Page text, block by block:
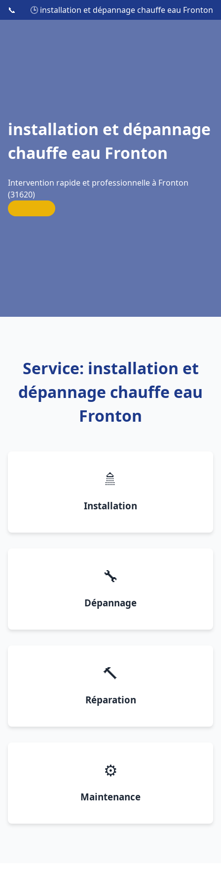
📞 🕒 installation et dépannage chauffe eau Fronton
installation et dépannage
chauffe eau Fronton
Intervention rapide et professionnelle à Fronton
(31620)
Service: installation et
dépannage chauffe eau
Fronton
🚿
Installation
🔧
Dépannage
🔨
Réparation
⚙️
Maintenance